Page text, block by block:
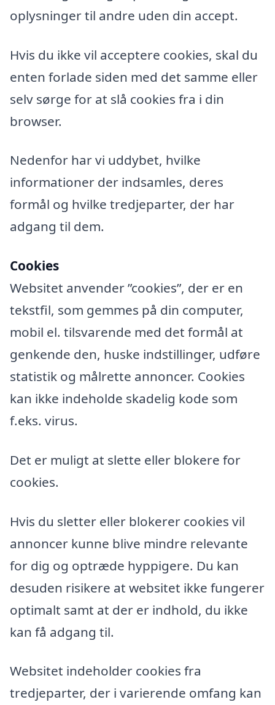
oplysninger til andre uden din accept.
Hvis du ikke vil acceptere cookies, skal du
enten forlade siden med det samme eller
selv sørge for at slå cookies fra i din
browser.
Nedenfor har vi uddybet, hvilke
informationer der indsamles, deres
formål og hvilke tredjeparter, der har
adgang til dem.
Cookies
Websitet anvender ”cookies”, der er en
tekstfil, som gemmes på din computer,
mobil el. tilsvarende med det formål at
genkende den, huske indstillinger, udføre
statistik og målrette annoncer. Cookies
kan ikke indeholde skadelig kode som
f.eks. virus.
Det er muligt at slette eller blokere for
cookies.
Hvis du sletter eller blokerer cookies vil
annoncer kunne blive mindre relevante
for dig og optræde hyppigere. Du kan
desuden risikere at websitet ikke fungerer
optimalt samt at der er indhold, du ikke
kan få adgang til.
Websitet indeholder cookies fra
tredjeparter, der i varierende omfang kan